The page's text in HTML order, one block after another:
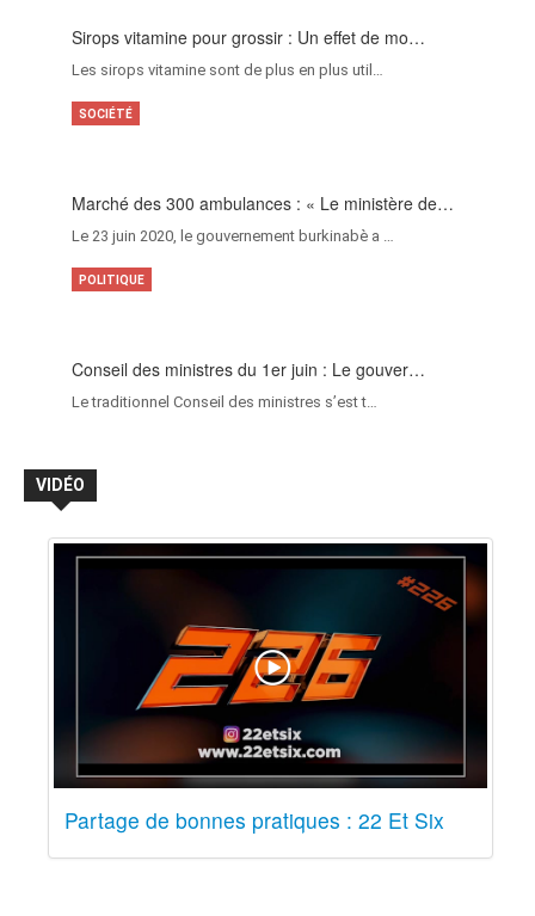
Sirops vitamine pour grossir : Un effet de mo…
Les sirops vitamine sont de plus en plus util…
Marché des 300 ambulances : « Le ministère de…
Le 23 juin 2020, le gouvernement burkinabè a …
SOCIÉTÉ
Conseil des ministres du 1er juin : Le gouver…
Le traditionnel Conseil des ministres s’est t…
POLITIQUE
VIDÉO
Partage de bonnes pratiques : 22 Et Six